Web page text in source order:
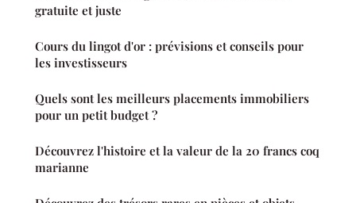
gratuite et juste
Cours du lingot d'or : prévisions et conseils pour
les investisseurs
Quels sont les meilleurs placements immobiliers
pour un petit budget ?
Découvrez l'histoire et la valeur de la 20 francs coq
marianne